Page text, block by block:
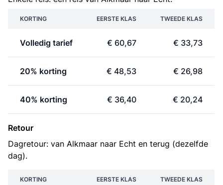
KORTING EERSTE KLAS TWEEDE KLAS
Volledig tarief € 60,67 € 33,73
20% korting € 48,53 € 26,98
40% korting € 36,40 € 20,24
Retour
Dagretour: van Alkmaar naar Echt en terug (dezelfde
dag).
KORTING EERSTE KLAS TWEEDE KLAS